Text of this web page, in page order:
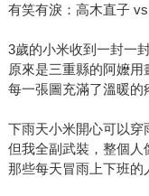
有笑有淚：高木直子
3歲的小米收到一封一
原來是三重縣的阿嬤用
每一張圖充滿了溫暖的
下雨天小米開心可以穿
但我全副武裝，整個人
那些每天冒雨上下班的